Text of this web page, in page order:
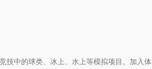
技中的球类、冰上、水上等模拟项目。加入